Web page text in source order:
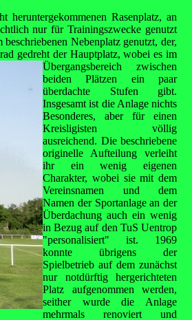
Rasenplatz, an
nur für Trainingszwecke genutzt
Nebenplatz genutzt, der,
gedreht der Hauptplatz, wobei es im
Übergangsbereich zwischen
beiden Plätzen ein paar
überdachte Stufen gibt.
Insgesamt ist die Anlage nichts
Besonderes, aber für einen
Kreisligisten völlig
ausreichend. Die beschriebene
originelle Aufteilung verleiht
ihr ein wenig eigenen
Charakter, wobei sie mit dem
Vereinsnamen und dem
Namen der Sportanlage an der
Überdachung auch ein wenig
in Bezug auf den TuS Uentrop
"personalisiert" ist. 1969
konnte übrigens der
Spielbetrieb auf dem zunächst
nur notdürftig hergerichteten
Platz aufgenommen werden,
seither wurde die Anlage
mehrmals renoviert und